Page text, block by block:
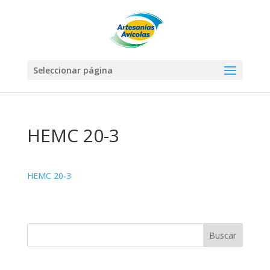
Seleccionar página
HEMC 20-3
HEMC 20-3